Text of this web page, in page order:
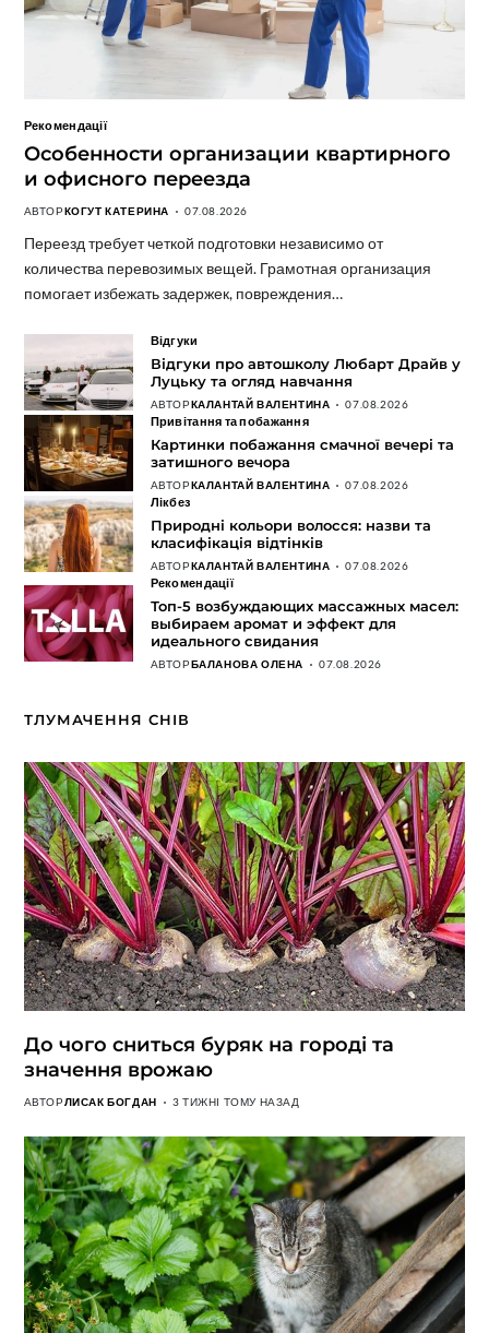
Рекомендації
Особенности организации квартирного
и офисного переезда
АВТОРКОГУТ КАТЕРИНА 07.08.2026
Переезд требует четкой подготовки независимо от
количества перевозимых вещей. Грамотная организация
помогает избежать задержек, повреждения…
Відгуки
Відгуки про автошколу Любарт Драйв у
Луцьку та огляд навчання
АВТОРКАЛАНТАЙ ВАЛЕНТИНА 07.08.2026
Привітання та побажання
Картинки побажання смачної вечері та
затишного вечора
АВТОРКАЛАНТАЙ ВАЛЕНТИНА 07.08.2026
Лікбез
Природні кольори волосся: назви та
класифікація відтінків
АВТОРКАЛАНТАЙ ВАЛЕНТИНА 07.08.2026
Рекомендації
Топ-5 возбуждающих массажных масел:
выбираем аромат и эффект для
идеального свидания
АВТОРБАЛАНОВА ОЛЕНА 07.08.2026
ТЛУМАЧЕННЯ СНІВ
До чого сниться буряк на городі та
значення врожаю
АВТОРЛИСАК БОГДАН 3 ТИЖНІ ТОМУ НАЗАД